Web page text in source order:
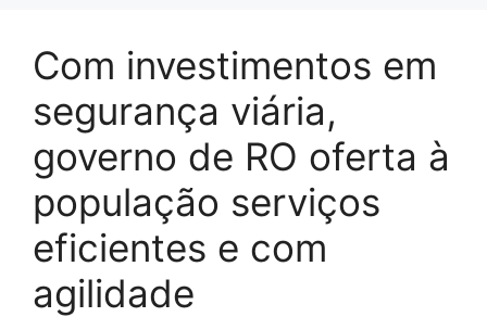
Com investimentos em
segurança viária,
governo de RO oferta à
população serviços
eficientes e com
agilidade